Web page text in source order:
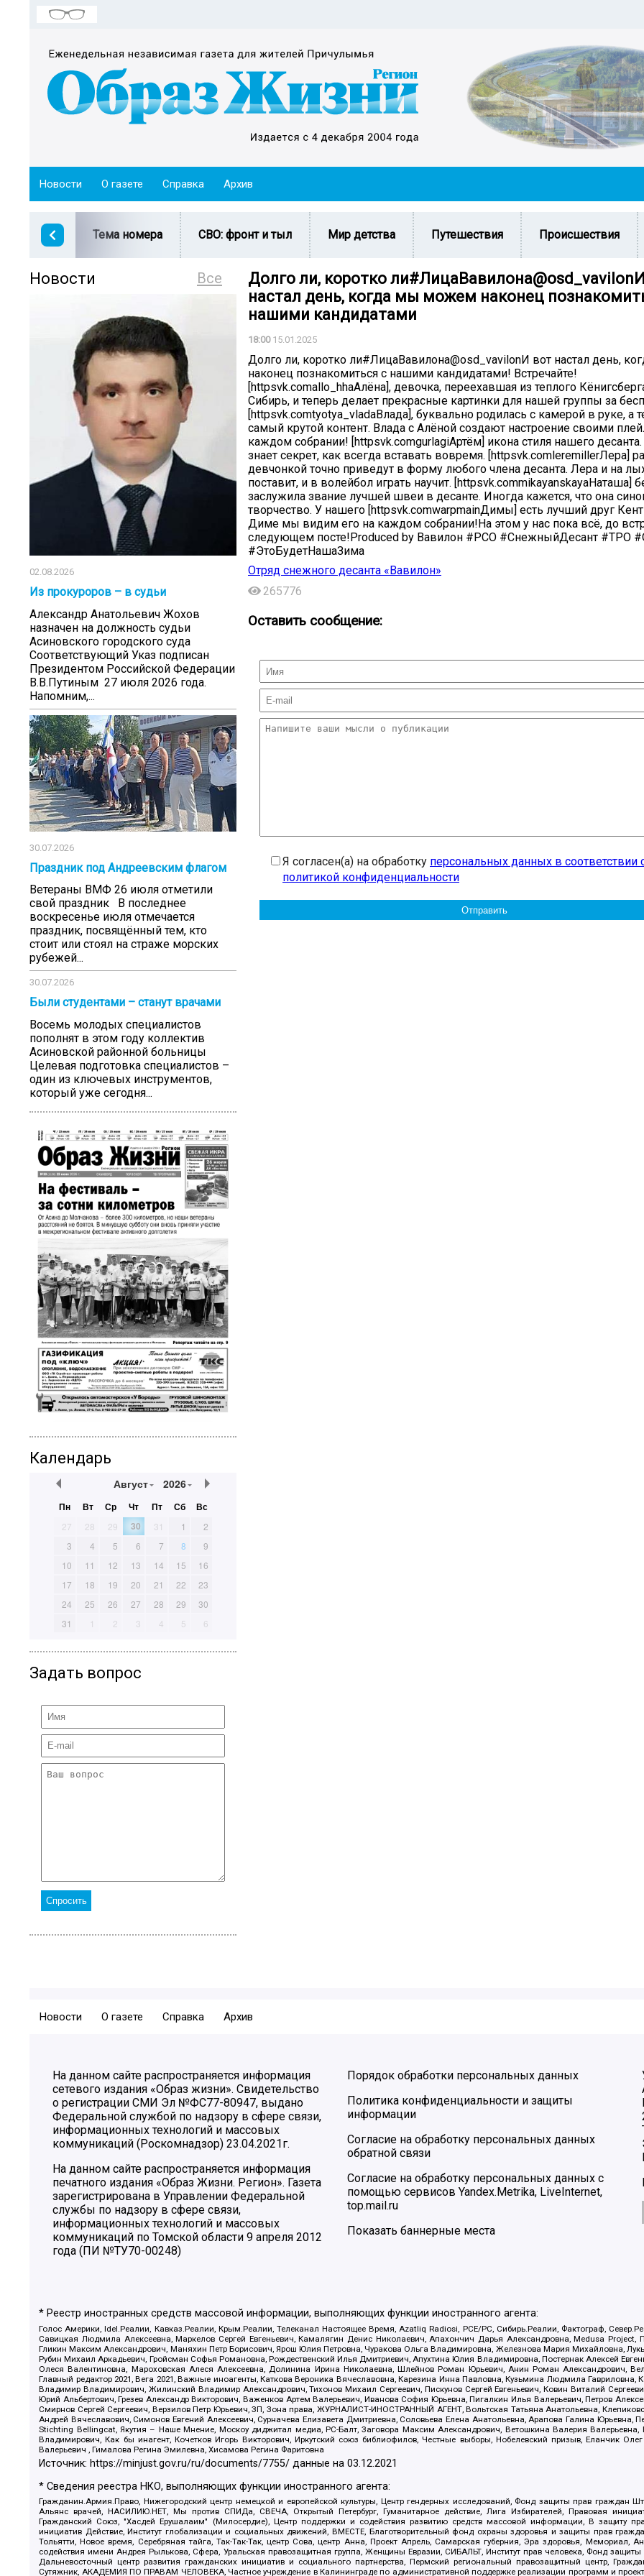
Новости О газете Справка Архив
Тема номера СВО: фронт и тыл Мир детства Путешествия Происшествия
Все
Новости
02.08.2026
Из прокуроров – в судьи
Александр Анатольевич Жохов
назначен на должность судьи
Асиновского городского суда
Соответствующий Указ подписан
Президентом Российской Федерации
В.В.Путиным 27 июля 2026 года.
Напомним,...
30.07.2026
Праздник под Андреевским флагом
Ветераны ВМФ 26 июля отметили
свой праздник В последнее
воскресенье июля отмечается
праздник, посвящённый тем, кто
стоит или стоял на страже морских
рубежей...
30.07.2026
Были студентами – станут врачами
Восемь молодых специалистов
пополнят в этом году коллектив
Асиновской районной больницы
Целевая подготовка специалистов –
один из ключевых инструментов,
который уже сегодня...
Календарь
Август 2026
Пн Вт Ср Чт Пт Сб Вс
27 28 29 30 31 1
2
3
4 5 6 7 8
9
10
11 12 13 14 15
16
17
18 19 20 21 22
23
24
25 26 27 28 29
30
31
1 2 3 4 5 6
Задать вопрос
Долго ли, коротко
настал день, когда мы можем наконец
нашими кандидатами
18:0015.01.2025
Долго ли, коротко ли#ЛицаВавилона@osd_vavilonИ вот настал день,
наконец познакомиться с нашими кандидатами! Встречайте!
[httpsvk.comallo_hhaАлёна], девочка, переехавшая из теплого
Сибирь, и теперь делает прекрасные картинки для нашей группы за
[httpsvk.comtyotya_vladaВлада], буквально родилась с камерой в руке, а
самый крутой контент. Влада с Алёной создают настроение своими
каждом собрании! [httpsvk.comgurlagiАртём] икона стиля нашего
знает секрет, как всегда вставать вовремя. [httpsvk.comleremillerЛера]
девчонкой точно приведут в форму любого члена десанта. Лера и на
поставит, и в волейбол играть научит. [httpsvk.commikayanskayaНаташа]
заслужила звание лучшей швеи в десанте. Иногда кажется, что она
творчество. У нашего [httpsvk.comwarpmainДимы] есть лучший друг
Диме мы видим его на каждом собрании!На этом у нас пока всё, до
следующем посте!Produced by Вавилон #РСО #СнежныйДесант #ТРО
#ЭтоБудетНашаЗима
Отряд снежного десанта «Вавилон»
265776
Оставить сообщение:
Я согласен(а) на обработку персональных данных в соответствии
политикой конфиденциальности
Новости О газете Справка Архив
На данном сайте распространяется информация
сетевого издания «Образ жизни». Свидетельство
о регистрации СМИ Эл №ФС77-80947, выдано
Федеральной службой по надзору в сфере связи,
информационных технологий и массовых
коммуникаций (Роскомнадзор) 23.04.2021г.
На данном сайте распространяется информация
печатного издания «Образ Жизни. Регион». Газета
зарегистрирована в Управлении Федеральной
службы по надзору в сфере связи,
информационных технологий и массовых
коммуникаций по Томской области 9 апреля 2012
года (ПИ №ТУ70-00248)
Порядок обработки персональных данных
Политика конфиденциальности и защиты
информации
Согласие на обработку персональных данных
обратной связи
Согласие на обработку персональных данных с
помощью сервисов Yandex.Metrika, LiveInternet,
top.mail.ru
Показать баннерные места
* Реестр иностранных средств массовой информации, выполняющих функции иностранного агента:
Голос Америки, Idel.Реалии, Кавказ.Реалии, Крым.Реалии, Телеканал Настоящее Время, Azatliq Radiosi, PCE/PC, Сибирь.Реалии, Фактограф,
Савицкая Людмила Алексеевна, Маркелов Сергей Евгеньевич, Камалягин Денис Николаевич, Апахончич Дарья Александровна, Medusa
Гликин Максим Александрович, Маняхин Петр Борисович, Ярош Юлия Петровна, Чуракова Ольга Владимировна, Железнова Мария Михайловна,
Рубин Михаил Аркадьевич, Гройсман Софья Романовна, Рождественский Илья Дмитриевич, Апухтина Юлия Владимировна, Постернак Алексей
Олеся Валентиновна, Мароховская Алеся Алексеевна, Долинина Ирина Николаевна, Шлейнов Роман Юрьевич, Анин Роман Александрович,
Главный редактор 2021, Вега 2021, Важные иноагенты, Каткова Вероника Вячеславовна, Карезина Инна Павловна, Кузьмина Людмила
Владимир Владимирович, Жилинский Владимир Александрович, Тихонов Михаил Сергеевич, Пискунов Сергей Евгеньевич, Ковин Виталий
Юрий Альбертович, Грезев Александр Викторович, Важенков Артем Валерьевич, Иванова София Юрьевна, Пигалкин Илья Валерьевич, Петров
Смирнов Сергей Сергеевич, Верзилов Петр Юрьевич, ЗП, Зона права, ЖУРНАЛИСТ-ИНОСТРАННЫЙ АГЕНТ, Вольтская Татьяна Анатольевна,
Андрей Вячеславович, Симонов Евгений Алексеевич, Сурначева Елизавета Дмитриевна, Соловьева Елена Анатольевна, Арапова Галина
Stichting Bellingcat, Якутия – Наше Мнение, Москоу диджитал медиа, РС-Балт, Заговора Максим Александрович, Ветошкина Валерия
Владимирович, Как бы инагент, Кочетков Игорь Викторович, Иркутский союз библиофилов, Честные выборы, Нобелевский призыв, Еланчик
Валерьевич , Гималова Регина Эмилевна, Хисамова Регина Фаритовна
Источник: https://minjust.gov.ru/ru/documents/7755/ данные на03.12.2021
* Сведения реестра НКО, выполняющих функции иностранного агента:
Гражданин.Армия.Право, Нижегородский центр немецкой и европейской культуры, Центр гендерных исследований, Фонд защиты прав граждан
Альянс врачей, НАСИЛИЮ.НЕТ, Мы против СПИДа, СВЕЧА, Открытый Петербург, Гуманитарное действие, Лига Избирателей, Правовая
Гражданский Союз, "Хасдей Ерушалаим" (Милосердие), Центр поддержки и содействия развитию средств массовой информации, В защиту
инициатив Действие, Институт глобализации и социальных движений, ВМЕСТЕ, Благотворительный фонд охраны здоровья и защиты прав
Тольятти, Новое время, Серебряная тайга, Так-Так-Так, центр Сова, центр Анна, Проект Апрель, Самарская губерния, Эра здоровья, Мемориал,
содействия имени Андрея Рылькова, Сфера, Уральская правозащитная группа, Женщины Евразии, СИБАЛЬТ, Институт прав человека, Фонд защиты
Дальневосточный центр развития гражданских инициатив и социального партнерства, Пермский региональный правозащитный центр,
Сутяжник, АКАДЕМИЯ ПО ПРАВАМ ЧЕЛОВЕКА, Частное учреждение в Калининграде по административной поддержке реализации программ и